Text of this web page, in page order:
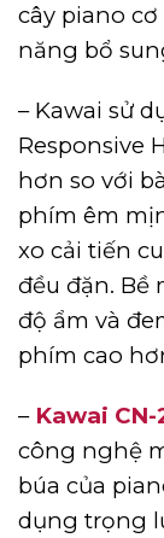
cây piano
năng bổ
– Kawai sử
Responsive
hơn so với
phím êm
xo cải tiến
đều đặn. Bề
độ ẩm và
phím cao
–Kawai CN-
công nghệ
búa của
dụng trọng